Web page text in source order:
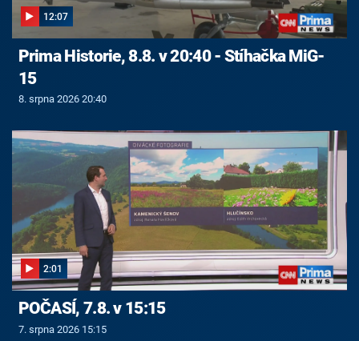
12:07
Prima Historie, 8.8. v 20:40 - Stíhačka MiG-
15
8. srpna 2026 20:40
2:01
POČASÍ, 7.8. v 15:15
7. srpna 2026 15:15